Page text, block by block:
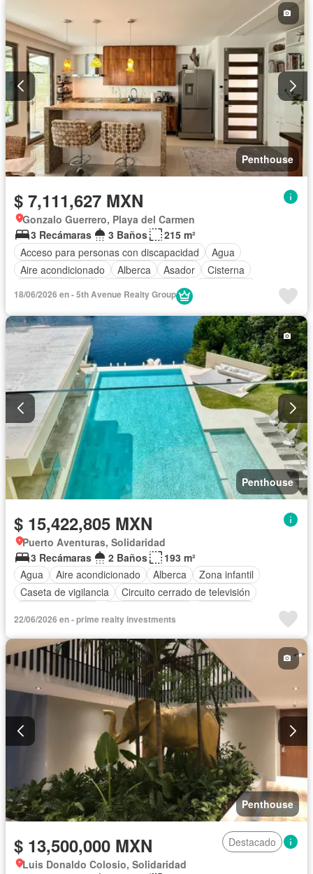
Vista panorámica
Penthouse
$ 7,111,627 MXN
Gonzalo Guerrero, Playa del Carmen
3 Recámaras
3 Baños
215 m²
Acceso para personas con discapacidad
Agua
Aire acondicionado
Alberca Asador
Cisterna
Cuarto de servicio
Internet
Recámara con closet
Seguridad
Terraza
Vista panorámica
Wifi
Zonas verdes
Completamente amueblado
18/06/2026 en - 5th Avenue Realty Group
Penthouse
$ 15,422,805 MXN
Puerto Aventuras, Solidaridad
3 Recámaras
2 Baños
193 m²
Agua
Aire acondicionado Alberca
Zona infantil
Caseta de vigilancia
Circuito cerrado de televisión
Elevador
Estacionamiento Gimnasio
Recámara con closet
Vista panorámica
Completamente amueblado
22/06/2026 en - prime realty investments
Penthouse
$ 13,500,000 MXN
Destacado
Luis Donaldo Colosio, Solidaridad